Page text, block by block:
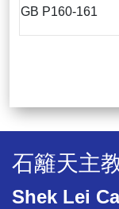
GB P160-161
石籬天主
Shek Lei